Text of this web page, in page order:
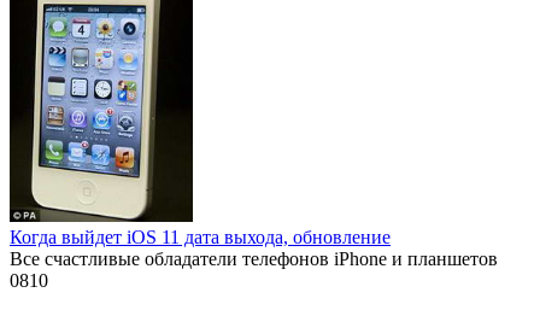
Когда выйдет iOS 11 дата выхода, обновление
Все счастливые обладатели телефонов iPhone и планшетов
0810